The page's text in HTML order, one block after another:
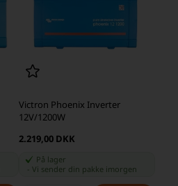
Victron Phoenix Inverter
12V/1200W
2.219,00 DKK
På lager
Vi sender din pakke imorgen